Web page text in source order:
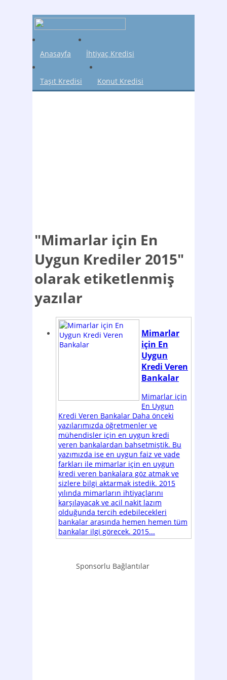
Anasayfa İhtiyaç Kredisi
Taşıt Kredisi Konut Kredisi
"Mimarlar için En
Uygun Krediler 2015"
olarak etiketlenmiş
yazılar
Mimarlar
için En
Uygun
Kredi Veren
Bankalar
Mimarlar için
En Uygun
Kredi Veren Bankalar Daha önceki
yazılarımızda öğretmenler ve
mühendisler için en uygun kredi
veren bankalardan bahsetmiştik. Bu
yazımızda ise en uygun faiz ve vade
farkları ile mimarlar için en uygun
kredi veren bankalara göz atmak ve
sizlere bilgi aktarmak istedik. 2015
yılında mimarların ihtiyaçlarını
karşılayacak ve acil nakit lazım
olduğunda tercih edebilecekleri
bankalar arasında hemen hemen tüm
bankalar ilgi görecek. 2015...
Sponsorlu Bağlantılar